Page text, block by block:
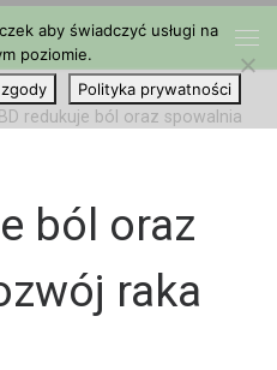
redukuje ból oraz spowalnia
ból oraz
raka
aby świadczyć usługi na
poziomie.
Polityka prywatności